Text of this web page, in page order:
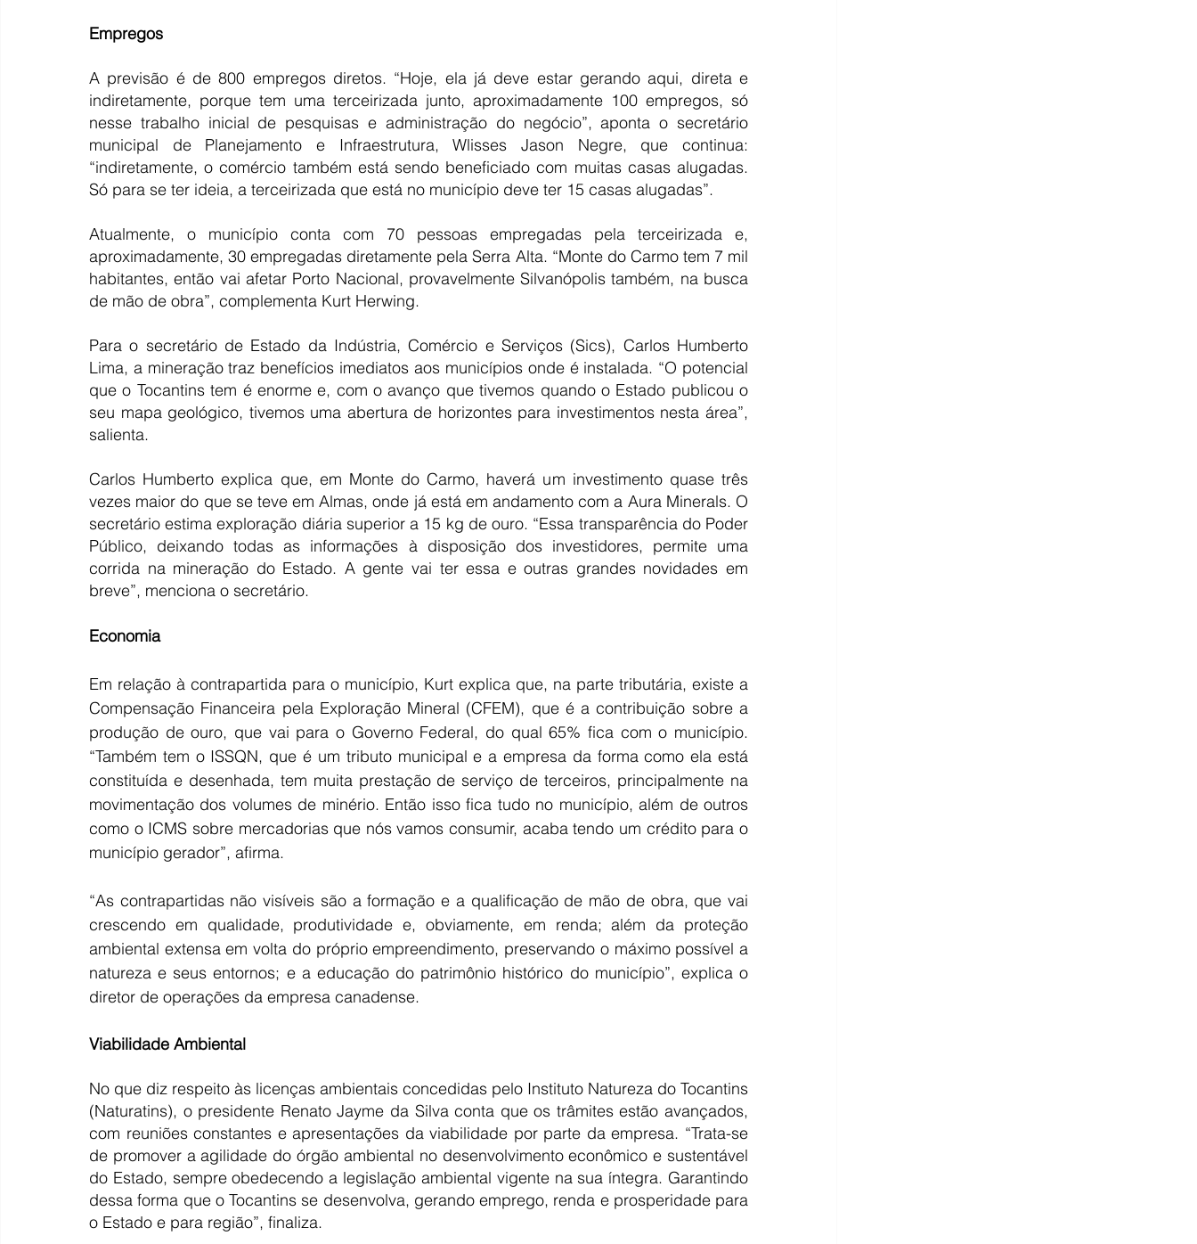
Empregos
A previsão é de 800 empregos diretos. “Hoje, ela já deve estar gerando aqui, direta e
indiretamente, porque tem uma terceirizada junto, aproximadamente 100 empregos, só
nesse trabalho inicial de pesquisas e administração do negócio”, aponta o secretário
municipal de Planejamento e Infraestrutura, Wlisses Jason Negre, que continua:
“indiretamente, o comércio também está sendo beneficiado com muitas casas alugadas.
Só para se ter ideia, a terceirizada que está no município deve ter 15 casas alugadas”.
Atualmente, o município conta com 70 pessoas empregadas pela terceirizada e,
aproximadamente, 30 empregadas diretamente pela Serra Alta. “Monte do Carmo tem 7 mil
habitantes, então vai afetar Porto Nacional, provavelmente Silvanópolis também, na busca
de mão de obra”, complementa Kurt Herwing.
Para o secretário de Estado da Indústria, Comércio e Serviços (Sics), Carlos Humberto
Lima, a mineração traz benefícios imediatos aos municípios onde é instalada. “O potencial
que o Tocantins tem é enorme e, com o avanço que tivemos quando o Estado publicou o
seu mapa geológico, tivemos uma abertura de horizontes para investimentos nesta área”,
salienta.
Carlos Humberto explica que, em Monte do Carmo, haverá um investimento quase três
vezes maior do que se teve em Almas, onde já está em andamento com a Aura Minerals. O
secretário estima exploração diária superior a 15 kg de ouro. “Essa transparência do Poder
Público, deixando todas as informações à disposição dos investidores, permite uma
corrida na mineração do Estado. A gente vai ter essa e outras grandes novidades em
breve”, menciona o secretário.
Economia
Em relação à contrapartida para o município, Kurt explica que, na parte tributária, existe a
Compensação Financeira pela Exploração Mineral (CFEM), que é a contribuição sobre a
produção de ouro, que vai para o Governo Federal, do qual 65% fica com o município.
“Também tem o ISSQN, que é um tributo municipal e a empresa da forma como ela está
constituída e desenhada, tem muita prestação de serviço de terceiros, principalmente na
movimentação dos volumes de minério. Então isso fica tudo no município, além de outros
como o ICMS sobre mercadorias que nós vamos consumir, acaba tendo um crédito para o
município gerador”, afirma.
“As contrapartidas não visíveis são a formação e a qualificação de mão de obra, que vai
crescendo em qualidade, produtividade e, obviamente, em renda; além da proteção
ambiental extensa em volta do próprio empreendimento, preservando o máximo possível a
natureza e seus entornos; e a educação do patrimônio histórico do município”, explica o
diretor de operações da empresa canadense.
Viabilidade Ambiental
No que diz respeito às licenças ambientais concedidas pelo Instituto Natureza do Tocantins
(Naturatins), o presidente Renato Jayme da Silva conta que os trâmites estão avançados,
com reuniões constantes e apresentações da viabilidade por parte da empresa. “Trata-se
de promover a agilidade do órgão ambiental no desenvolvimento econômico e sustentável
do Estado, sempre obedecendo a legislação ambiental vigente na sua íntegra. Garantindo
dessa forma que o Tocantins se desenvolva, gerando emprego, renda e prosperidade para
o Estado e para região”, finaliza.